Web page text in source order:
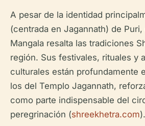
A pesar de la identidad
(centrada en Jagannath) de
Mangala resalta las tradiciones
región. Sus festivales, rituales y
culturales están profundamente
los del Templo Jagannath,
como parte indispensable del
peregrinación (shreekhetra.com).